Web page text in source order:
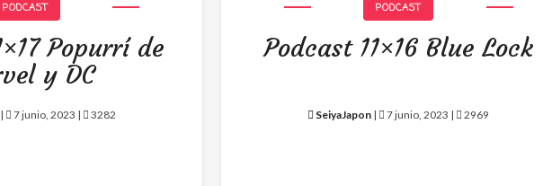
PODCAST
Popurrí de
y DC
| 7 junio, 2023 | 3282
PODCAST
Podcast 11×16 Blue Lock
SeiyaJapon | 7 junio, 2023 | 2969